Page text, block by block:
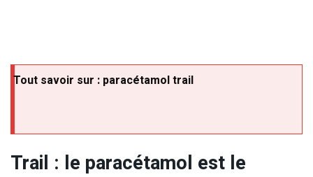
Tout savoir sur : paracétamol trail
Trail : le paracétamol est le